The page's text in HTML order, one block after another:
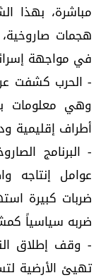
مباشرة، بهذا
هجمات
في مواجهة
- الحرب كشفت
وهي معلومات
أطراف إقليمية
- البرنامج
عوامل إنتاجه
ضربات كبيرة
ضربه سياسياً
- وقف إطلاق
تهيئ الأرضية